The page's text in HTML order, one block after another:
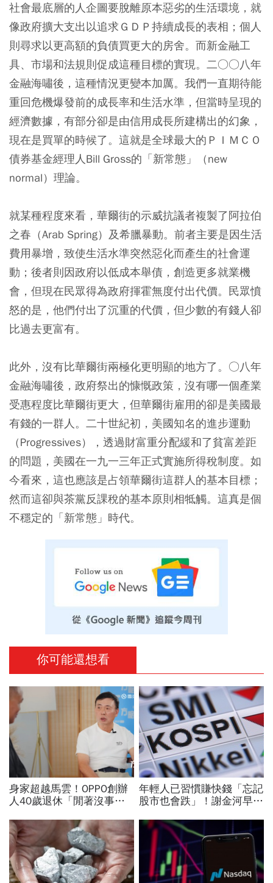
社會最底層的人企圖要脫離原本惡劣的生活環境，就
像政府擴大支出以追求ＧＤＰ持續成長的表相；個人
則尋求以更高額的負債買更大的房舍。而新金融工
具、市場和法規則促成這種目標的實現。二○○八年
金融海嘯後，這種情況更變本加厲。我們一直期待能
重回危機爆發前的成長率和生活水準，但當時呈現的
經濟數據，有部分卻是由信用成長所建構出的幻象，
現在是買單的時候了。這就是全球最大的ＰＩＭＣＯ
債券基金經理人Bill Gross的「新常態」（new
normal）理論。
就某種程度來看，華爾街的示威抗議者複製了阿拉伯
之春（Arab Spring）及希臘暴動。前者主要是因生活
費用暴增，致使生活水準突然惡化而產生的社會運
動；後者則因政府以低成本舉債，創造更多就業機
會，但現在民眾得為政府揮霍無度付出代價。民眾憤
怒的是，他們付出了沉重的代價，但少數的有錢人卻
比過去更富有。
此外，沒有比華爾街兩極化更明顯的地方了。○八年
金融海嘯後，政府祭出的慷慨政策，沒有哪一個產業
受惠程度比華爾街更大，但華爾街雇用的卻是美國最
有錢的一群人。二十世紀初，美國知名的進步運動
（Progressives），透過財富重分配緩和了貧富差距
的問題，美國在一九一三年正式實施所得稅制度。如
今看來，這也應該是占領華爾街這群人的基本目標；
然而這卻與茶黨反課稅的基本原則相牴觸。這真是個
不穩定的「新常態」時代。
你可能還想看
身家超越馬雲！OPPO創辦
人40歲退休「閒著沒事」
年賺300億：現在重倉這3
檔
年輕人已習慣賺快錢「忘記
股市也會跌」！謝金河早一
出事：根本把投資人丟火坑